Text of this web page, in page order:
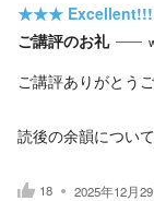
★★★ Excellent!!!
ご講評のお礼
ご講評ありがとうご
読後の余韻につい
18 2025年12月